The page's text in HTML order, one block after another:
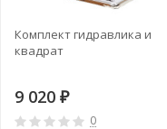
Комплект гидравлика и
квадрат
9 020 ₽
0